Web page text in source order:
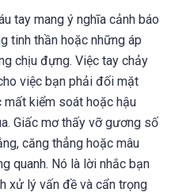
tay mang ý nghĩa cảnh báo
tinh thần hoặc những áp
chịu đựng. Việc tay chảy
việc bạn phải đối mặt
kiểm soát hoặc hậu
Giấc mơ thấy vỡ gương số
căng thẳng hoặc mâu
quanh. Nó là lời nhắc bạn
xử lý vấn đề và cẩn trọng